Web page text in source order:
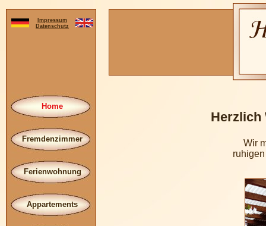
Impressum
Datenschutz
Home
Fremdenzimmer
Ferienwohnung
Appartements
Herzlich
Wir